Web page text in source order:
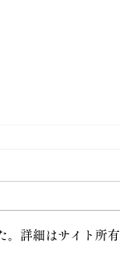
。詳細はサイト所